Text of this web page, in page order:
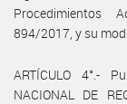
Procedimientos
894/2017, y su
ARTÍCULO 4°.-
NACIONAL DE